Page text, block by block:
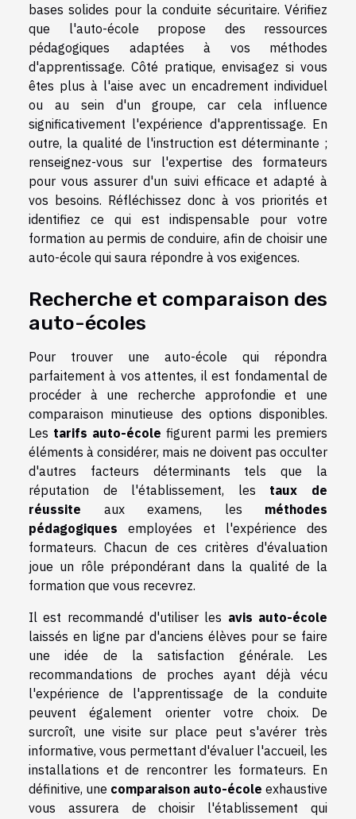
bases solides pour la conduite sécuritaire. Vérifiez
que l'auto-école propose des ressources
pédagogiques adaptées à vos méthodes
d'apprentissage. Côté pratique, envisagez si vous
êtes plus à l'aise avec un encadrement individuel
ou au sein d'un groupe, car cela influence
significativement l'expérience d'apprentissage. En
outre, la qualité de l'instruction est déterminante ;
renseignez-vous sur l'expertise des formateurs
pour vous assurer d'un suivi efficace et adapté à
vos besoins. Réfléchissez donc à vos priorités et
identifiez ce qui est indispensable pour votre
formation au permis de conduire, afin de choisir une
auto-école qui saura répondre à vos exigences.
Recherche et comparaison des
auto-écoles
Pour trouver une auto-école qui répondra
parfaitement à vos attentes, il est fondamental de
procéder à une recherche approfondie et une
comparaison minutieuse des options disponibles.
Les tarifs auto-école figurent parmi les premiers
éléments à considérer, mais ne doivent pas occulter
d'autres facteurs déterminants tels que la
réputation de l'établissement, les taux de
réussite aux examens, les méthodes
pédagogiques employées et l'expérience des
formateurs. Chacun de ces critères d'évaluation
joue un rôle prépondérant dans la qualité de la
formation que vous recevrez.
Il est recommandé d'utiliser les avis auto-école
laissés en ligne par d'anciens élèves pour se faire
une idée de la satisfaction générale. Les
recommandations de proches ayant déjà vécu
l'expérience de l'apprentissage de la conduite
peuvent également orienter votre choix. De
surcroît, une visite sur place peut s'avérer très
informative, vous permettant d'évaluer l'accueil, les
installations et de rencontrer les formateurs. En
définitive, une comparaison auto-école exhaustive
vous assurera de choisir l'établissement qui